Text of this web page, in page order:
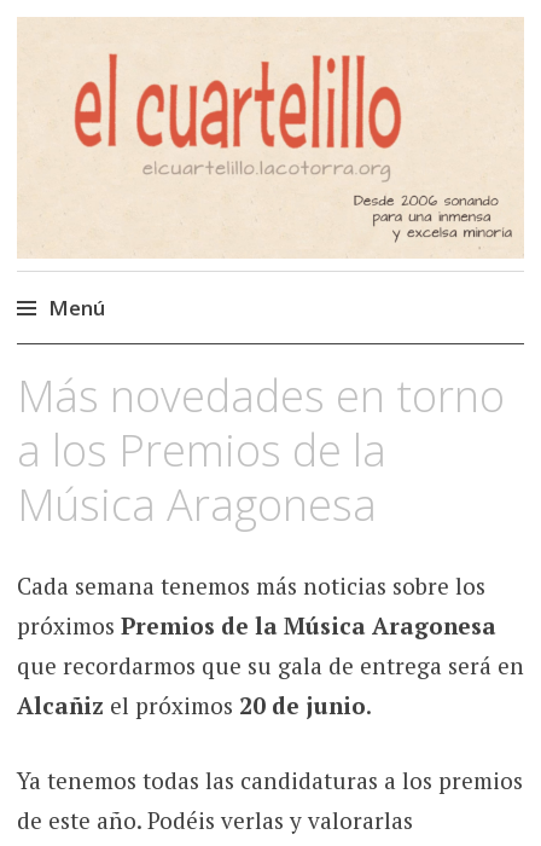
El Cuartelillo
Programa de radio de música
independiente. Podcast
Menú
al
Más novedades en torno
a los Premios de la
Música Aragonesa
Cada semana tenemos más noticias sobre los
próximos Premios de la Música Aragonesa
que recordarmos que su gala de entrega será en
Alcañiz el próximos 20 de junio.
Ya tenemos todas las candidaturas a los premios
de este año. Podéis verlas y valorarlas